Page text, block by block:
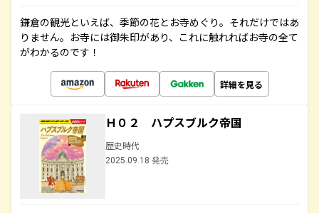
鎌倉の観光といえば、季節の花とお寺めぐり。それだけではあ
りません。お寺には御朱印があり、これに触れればお寺の全て
がわかるのです！
詳細を見る
Ｈ０２ ハプスブルク帝国
歴史時代
2025.09.18 発売